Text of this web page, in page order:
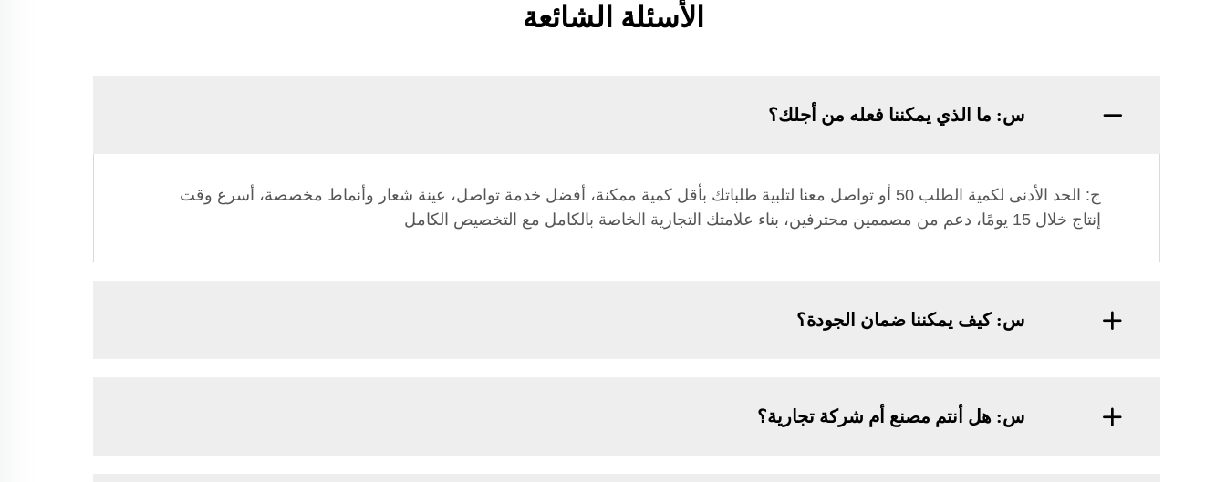
الأسئلة الشائعة
س: ما الذي يمكننا فعله من أجلك؟
ج: الحد الأدنى لكمية الطلب 50 أو تواصل معنا لتلبية طلباتك بأقل كمية ممكنة، أفضل خدمة تواصل، عينة شعار وأنماط مخصصة، أسرع وقت
إنتاج خلال 15 يومًا، دعم من مصممين محترفين، بناء علامتك التجارية الخاصة بالكامل مع التخصيص الكامل
س: كيف يمكننا ضمان الجودة؟
س: هل أنتم مصنع أم شركة تجارية؟